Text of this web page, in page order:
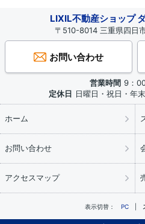
LIXIL不動産ショップ
〒510-8014 三重県四日
お問い合わせ
営業時間 9：
定休日 日曜日・祝日・年
ホーム
お問い合わせ
アクセスマップ
表示切替： PC